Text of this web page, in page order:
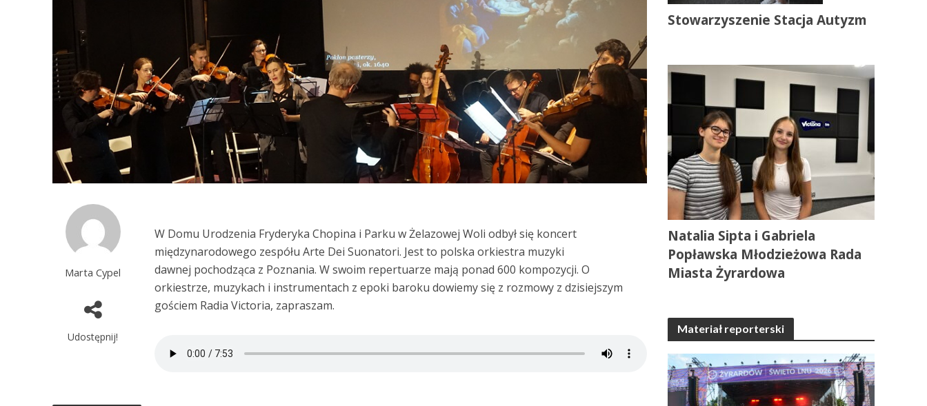
Marta Cypel
Udostępnij!
W Domu Urodzenia Fryderyka Chopina i Parku w Żelazowej Woli odbył się koncert
międzynarodowego zespółu Arte Dei Suonatori. Jest to polska orkiestra muzyki
dawnej pochodząca z Poznania. W swoim repertuarze mają ponad 600 kompozycji. O
orkiestrze, muzykach i instrumentach z epoki baroku dowiemy się z rozmowy z dzisiejszym
gościem Radia Victoria, zapraszam.
Stowarzyszenie Stacja Autyzm
Natalia Sipta i Gabriela
Popławska Młodzieżowa Rada
Miasta Żyrardowa
Materiał reporterski